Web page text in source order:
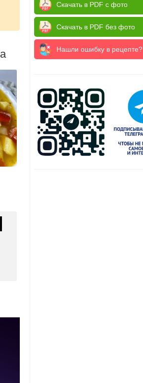
Скачать в PDF с фото
Скачать в PDF без фото
Нашли ошибку в рецепте?